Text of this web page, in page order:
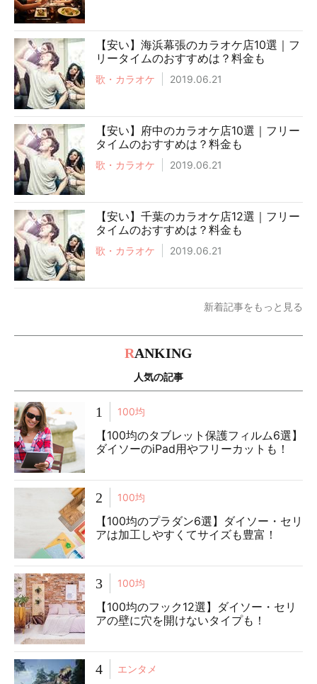
【安い】海浜幕張のカラオケ店10選｜フ
リータイムのおすすめは？料金も
歌・カラオケ 2019.06.21
【安い】府中のカラオケ店10選｜フリー
タイムのおすすめは？料金も
歌・カラオケ 2019.06.21
【安い】千葉のカラオケ店12選｜フリー
タイムのおすすめは？料金も
歌・カラオケ 2019.06.21
新着記事をもっと見る
RANKING
人気の記事
1 100均
【100均のタブレット保護フィルム6選】
ダイソーのiPad用やフリーカットも！
2 100均
【100均のプラダン6選】ダイソー・セリ
アは加工しやすくてサイズも豊富！
3 100均
【100均のフック12選】ダイソー・セリ
アの壁に穴を開けないタイプも！
4 エンタメ